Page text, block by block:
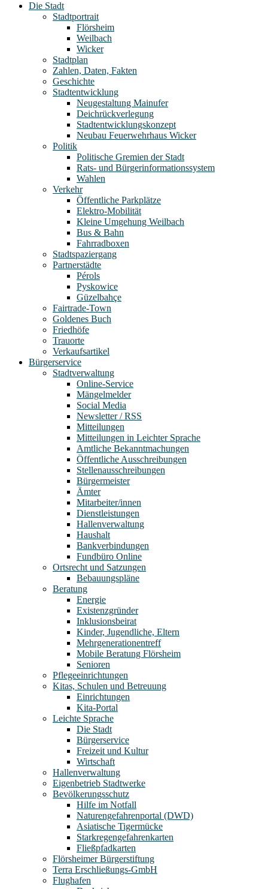
Die Stadt
Stadtportrait
Flörsheim
Weilbach
Wicker
Stadtplan
Zahlen, Daten, Fakten
Geschichte
Stadtentwicklung
Neugestaltung Mainufer
Deichrückverlegung
Stadtentwicklungskonzept
Neubau Feuerwehrhaus Wicker
Politik
Politische Gremien der Stadt
Rats- und Bürgerinformationssystem
Wahlen
Verkehr
Öffentliche Parkplätze
Elektro-Mobilität
Kleine Umgehung Weilbach
Bus & Bahn
Fahrradboxen
Stadtspaziergang
Partnerstädte
Pérols
Pyskowice
Güzelbahçe
Fairtrade-Town
Goldenes Buch
Friedhöfe
Trauorte
Verkaufsartikel
Bürgerservice
Stadtverwaltung
Online-Service
Mängelmelder
Social Media
Newsletter / RSS
Mitteilungen
Mitteilungen in Leichter Sprache
Amtliche Bekanntmachungen
Öffentliche Ausschreibungen
Stellenausschreibungen
Bürgermeister
Ämter
Mitarbeiter/innen
Dienstleistungen
Hallenverwaltung
Haushalt
Bankverbindungen
Fundbüro Online
Ortsrecht und Satzungen
Bebauungspläne
Beratung
Energie
Existenzgründer
Inklusionsbeirat
Kinder, Jugendliche, Eltern
Mehrgenerationentreff
Mobile Beratung Flörsheim
Senioren
Pflegeeinrichtungen
Kitas, Schulen und Betreuung
Einrichtungen
Kita-Portal
Leichte Sprache
Die Stadt
Bürgerservice
Freizeit und Kultur
Wirtschaft
Hallenverwaltung
Eigenbetrieb Stadtwerke
Bevölkerungsschutz
Hilfe im Notfall
Naturengefahrenportal (DWD)
Asiatische Tigermücke
Starkregengefahrenkarten
Fließpfadkarten
Flörsheimer Bürgerstiftung
Terra Erschließungs-GmbH
Flughafen